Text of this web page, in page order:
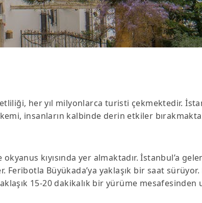
her yıl milyonlarca turisti çekmektedir.
insanların kalbinde derin etkiler
kıyısında yer almaktadır. İstanbul’a
Büyükada’ya yaklaşık bir saat
15-20 dakikalık bir yürüme mesafesinden